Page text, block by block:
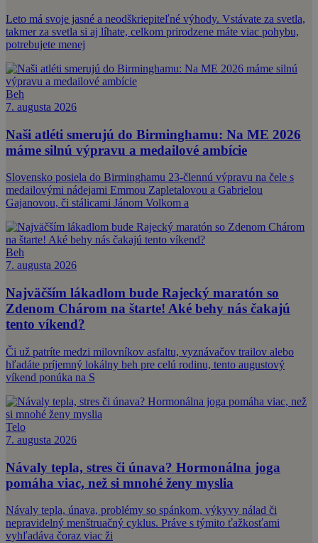
Leto má svoje jasné a neodškriepiteľné výhody. Vstávate za svetla,
takmer za svetla si aj líhate, celkom prirodzene máte viac pohybu,
potrebujete menej
Beh
7. augusta 2026
Naši atléti smerujú do Birminghamu: Na ME 2026
máme silnú výpravu a medailové ambície
Slovensko posiela do Birminghamu 23-člennú výpravu na čele s
medailovými nádejami Emmou Zapletalovou a Gabrielou
Gajanovou, či stálicami Jánom Volkom a
Beh
7. augusta 2026
Najväčším lákadlom bude Rajecký maratón so
Zdenom Chárom na štarte! Aké behy nás čakajú
tento víkend?
Či už patríte medzi milovníkov asfaltu, vyznávačov trailov alebo
hľadáte príjemný lokálny beh pre celú rodinu, tento augustový
víkend ponúka na S
Telo
7. augusta 2026
Návaly tepla, stres či únava? Hormonálna joga
pomáha viac, než si mnohé ženy myslia
Návaly tepla, únava, problémy so spánkom, výkyvy nálad či
nepravidelný menštruačný cyklus. Práve s týmito ťažkosťami
vyhľadáva čoraz viac ži